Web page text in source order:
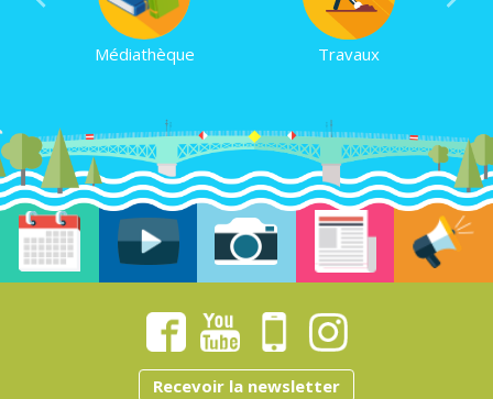
Médiathèque Travaux
Recevoir la newsletter